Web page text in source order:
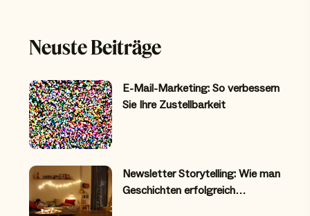
Neuste Beiträge
E-Mail-Marketing: So verbessern
Sie Ihre Zustellbarkeit
Newsletter Storytelling: Wie man
Geschichten erfolgreich…